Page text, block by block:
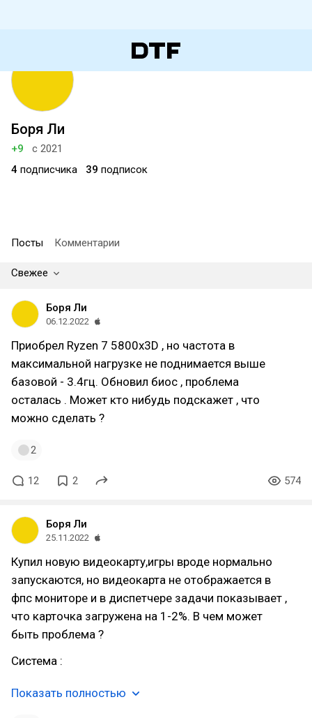
Боря Ли
+9
с 2021
4 подписчика 39 подписок
Посты Комментарии
Свежее
Боря Ли
06.12.2022
Приобрел Ryzen 7 5800x3D , но частота в
максимальной нагрузке не поднимается выше
базовой - 3.4гц. Обновил биос , проблема
осталась . Может кто нибудь подскажет , что
можно сделать ?
2
12 2 574
Боря Ли
25.11.2022
Купил новую видеокарту,игры вроде нормально
запускаются, но видеокарта не отображается в
фпс мониторе и в диспетчере задачи показывает ,
что карточка загружена на 1-2%. В чем может
быть проблема ?
Система :
Показать полностью